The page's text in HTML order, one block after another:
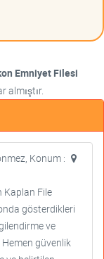
Emniyet Filesi
almıştır.
Konum :
Kaplan File
gösterdikleri
ve
güvenlik